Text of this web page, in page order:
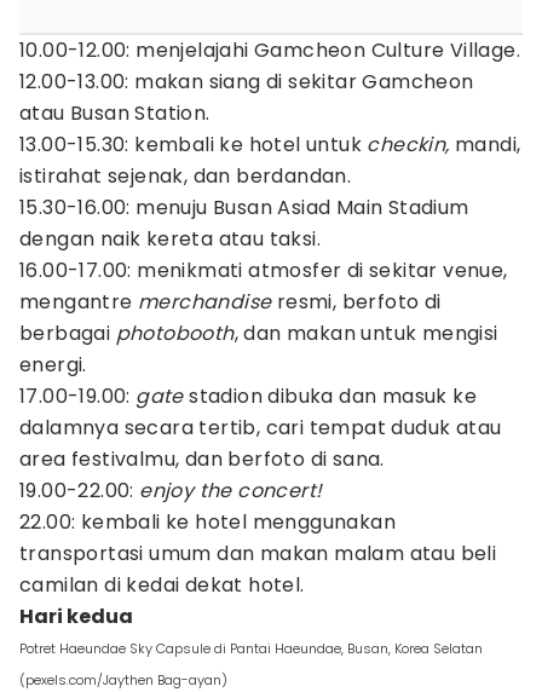
10.00-12.00: menjelajahi Gamcheon Culture Village.
12.00-13.00: makan siang di sekitar Gamcheon
atau Busan Station.
13.00-15.30: kembali ke hotel untuk checkin, mandi,
istirahat sejenak, dan berdandan.
15.30-16.00: menuju Busan Asiad Main Stadium
dengan naik kereta atau taksi.
16.00-17.00: menikmati atmosfer di sekitar venue,
mengantre merchandiseresmi, berfoto di
berbagai photobooth, dan makan untuk mengisi
energi.
17.00-19.00: gatestadion dibuka dan masuk ke
dalamnya secara tertib, cari tempat duduk atau
area festivalmu, dan berfoto di sana.
19.00-22.00: enjoy the concert!
22.00: kembali ke hotel menggunakan
transportasi umum dan makan malam atau beli
camilan di kedai dekat hotel.
Hari kedua
Potret Haeundae Sky Capsule di Pantai Haeundae, Busan, Korea Selatan
(pexels.com/Jaythen Bag-ayan)